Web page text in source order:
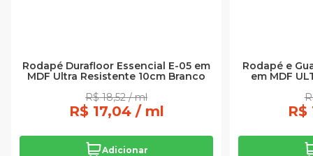
Rodapé Durafloor Essencial E-05 em
MDF Ultra Resistente 10cm Branco
R$ 18,52 / ml
R$ 17,04 / ml
Adicionar
Rodapé e
em MDF
R$